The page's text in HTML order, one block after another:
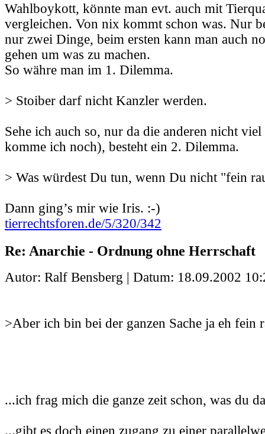
Wahlboykott, könnte man evt. auch mit
vergleichen. Von nix kommt schon was. Nur
nur zwei Dinge, beim ersten kann man auch
gehen um was zu machen.
So währe man im 1. Dilemma.
> Stoiber darf nicht Kanzler werden.
Sehe ich auch so, nur da die anderen nicht viel
komme ich noch), besteht ein 2. Dilemma.
> Was würdest Du tun, wenn Du nicht "fein
Dann ging’s mir wie Iris. :-)
tierrechtsforen.de/5/320/342
Re: Anarchie - Ordnung ohne Herrschaft
Autor: Ralf Bensberg | Datum: 18.09.2002
>Aber ich bin bei der ganzen Sache ja eh fein
...ich frag mich die ganze zeit schon, was du
...gibt es doch einen zugang zu einer